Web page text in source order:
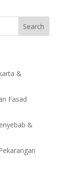
Search
&
Fasad
&